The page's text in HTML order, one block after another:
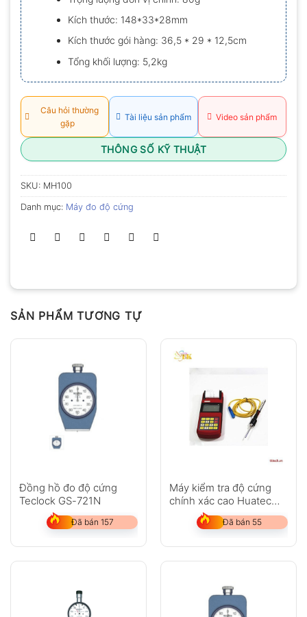
Kích thước: 148*33*28mm
Kích thước gói hàng: 36,5 * 29 * 12,5cm
Tổng khối lượng: 5,2kg
Câu hỏi thường
gặp
Tài liệu sản phẩm Video sản phẩm
THÔNG SỐ KỸ THUẬT
SKU: MH100
Danh mục: Máy đo độ cứng
SẢN PHẨM TƯƠNG TỰ
Đồng hồ đo độ cứng
Teclock GS-721N
Đã bán 157
Máy kiểm tra độ cứng
chính xác cao Huatec
RHL160
Đã bán 55